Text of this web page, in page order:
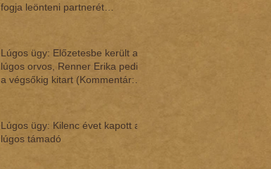
fogja leönteni partnerét
Lúgos ügy: Előzetesbe került a
lúgos orvos, Renner Erika pedig
a végsőkig kitart (Kommentár:
Lúgos ügy: Kilenc évet kapott a
lúgos támadó